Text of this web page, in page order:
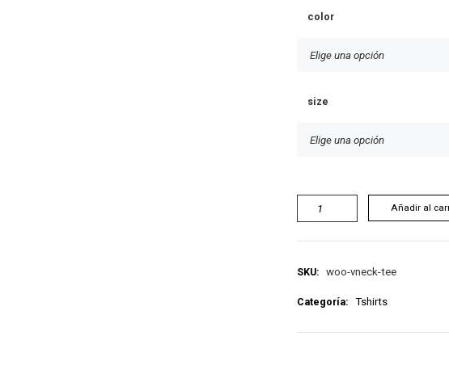
color
size
Añadir al
SKU: woo-vneck-tee
Categoría: Tshirts